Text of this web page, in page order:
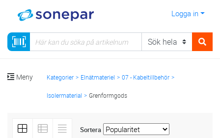
Logga in
Meny Kategorier Elnätmateriel 07 - Kabeltillbehör
Isolermaterial Grenformgods
Sortera